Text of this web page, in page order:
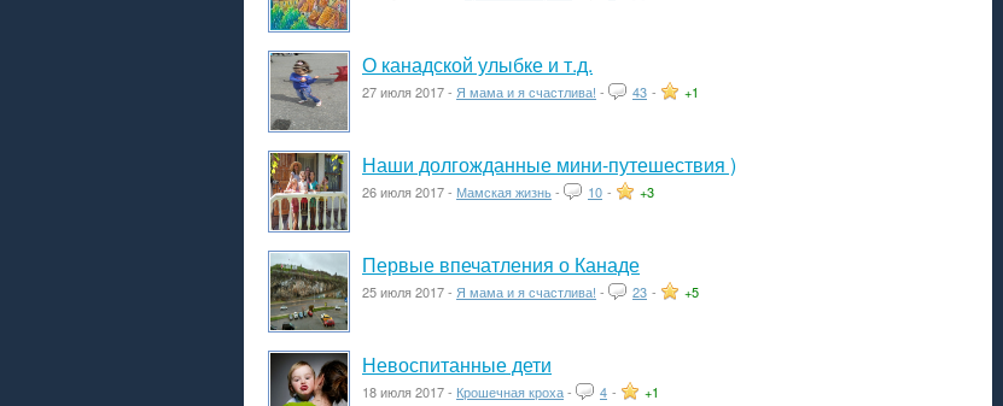
О канадской улыбке и т.д.
27 июля 2017 - Я мама и я счастлива! - 43 - +1
Наши долгожданные мини-путешествия )
26 июля 2017 - Мамская жизнь- 10 - +3
Первые впечатления о Канаде
25 июля 2017 - Я мама и я счастлива! - 23 - +5
Невоспитанные дети
18 июля 2017 - Крошечная кроха- 4 - +1